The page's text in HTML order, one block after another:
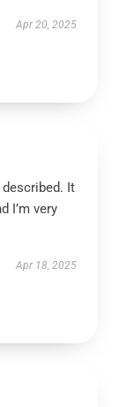
Apr 20, 2025
It
I’m very
Apr 18, 2025